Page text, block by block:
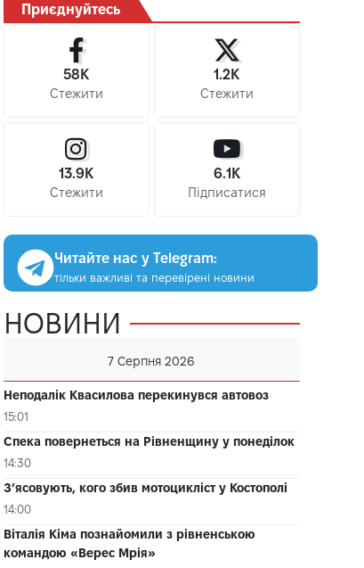
Приєднуйтесь
58K
Стежити
1.2K
Стежити
13.9K
Стежити
6.1K
Підписатися
Читайте нас у Telegram:
тільки важливі та перевірені новини
НОВИНИ
7 Серпня 2026
Неподалік Квасилова перекинувся автовоз
15:01
Спека повернеться на Рівненщину у понеділок
14:30
З’ясовують, кого збив мотоцикліст у Костополі
14:00
Віталія Кіма познайомили з рівненською
командою «Верес Мрія»